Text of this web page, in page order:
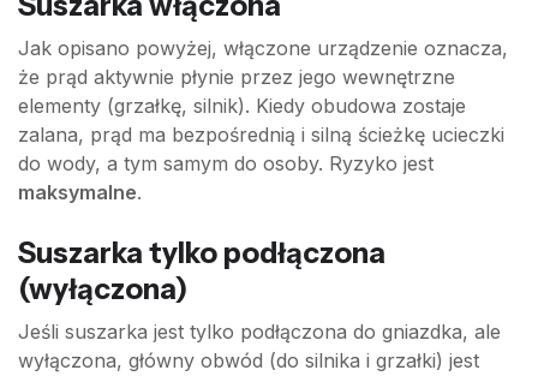
Jak opisano powyżej, włączone urządzenie oznacza,
że prąd aktywnie płynie przez jego wewnętrzne
elementy (grzałkę, silnik). Kiedy obudowa zostaje
zalana, prąd ma bezpośrednią i silną ścieżkę ucieczki
do wody, a tym samym do osoby. Ryzyko jest
maksymalne.
Suszarka tylko podłączona
(wyłączona)
Jeśli suszarka jest tylko podłączona do gniazdka, ale
wyłączona, główny obwód (do silnika i grzałki) jest